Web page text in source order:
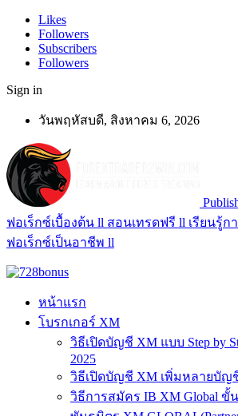
Likes
Followers
Subscribers
Followers
Sign in
วันพฤหัสบดี, สิงหาคม 6, 2026
ฟอเร็กซ์เบื้องต้น ll สอนเทรดฟรี ll เรียนรู้ก
ฟอเร็กซ์เป็นอาชีพ ll
หน้าแรก
โบรกเกอร์ XM
วิธีเปิดบัญชี XM แบบ Step by
2025
วิธีเปิดบัญชี XM เพิ่มหลายบัญ
วิธีการสมัคร IB XM Global